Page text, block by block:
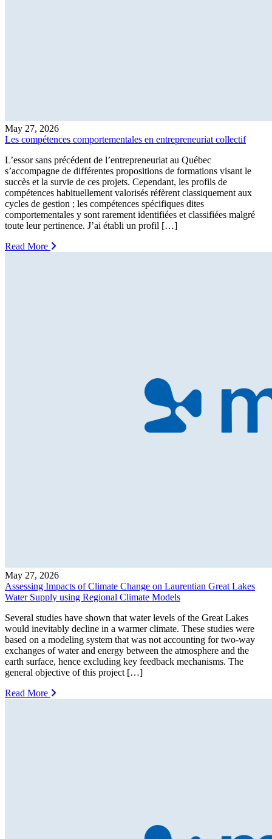
May 27, 2026
Les compétences comportementales en entrepreneuriat collectif
L’essor sans précédent de l’entrepreneuriat au Québec
s’accompagne de différentes propositions de formations visant le
succès et la survie de ces projets. Cependant, les profils de
compétences habituellement valorisés réfèrent classiquement aux
cycles de gestion ; les compétences spécifiques dites
comportementales y sont rarement identifiées et classifiées malgré
toute leur pertinence. J’ai établi un profil […]
Read More
May 27, 2026
Assessing Impacts of Climate Change on Laurentian Great Lakes
Water Supply using Regional Climate Models
Several studies have shown that water levels of the Great Lakes
would inevitably decline in a warmer climate. These studies were
based on a modeling system that was not accounting for two-way
exchanges of water and energy between the atmosphere and the
earth surface, hence excluding key feedback mechanisms. The
general objective of this project […]
Read More